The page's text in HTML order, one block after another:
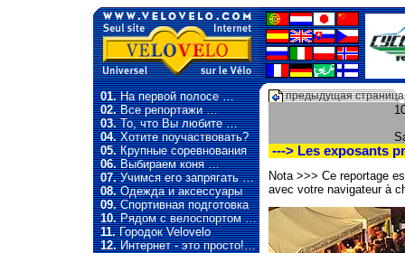
01.На первой полосе …
02.Все репортажи …
03.То, что Вы любите …
04.Хотите поучаствовать?
05.Крупные соревнования
06.Выбираем коня …
07.Учимся его запрягать …
08.Одежда и аксессуары
09.Спортивная подготовка
10.Рядом с велоспортом …
11.Городок Velovelo
12.Интернет - это просто!…
предыдущая страница
---> Les exposants
Nota >>> Ce reportage
avec votre navigateur à